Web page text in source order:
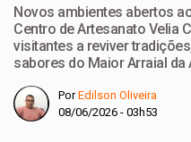
Novos ambientes abertos
Centro de Artesanato Velia
visitantes a reviver
sabores do Maior Arraial da
PorEdilson Oliveira
08/06/2026 - 03h53